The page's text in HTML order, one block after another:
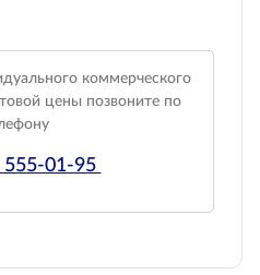
коммерческого
цены позвоните по
555-01-95